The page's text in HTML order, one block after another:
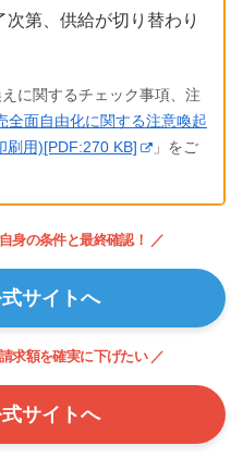
第、供給が切り替わり
に関するチェック事項、注
全面自由化に関する注意喚起
刷用)[PDF:270 KB]
」をご
身の条件と最終確認！ ／
サイトへ
求額を確実に下げたい ／
サイトへ